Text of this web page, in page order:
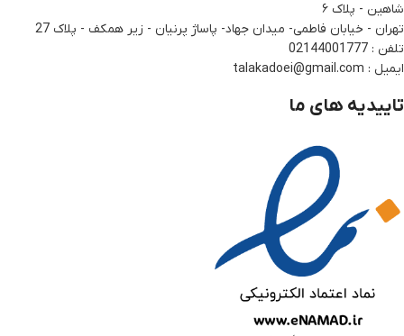
شاهین - پلاک ۶
تهران - خیابان فاطمی- میدان جهاد- پاساژ پرنیان - زیر همکف - پلاک 27
تلفن : 02144001777
ایمیل : talakadoei@gmail.com
تاییدیه های ما